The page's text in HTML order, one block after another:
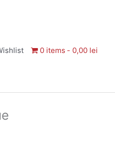
0 items 0,00 lei